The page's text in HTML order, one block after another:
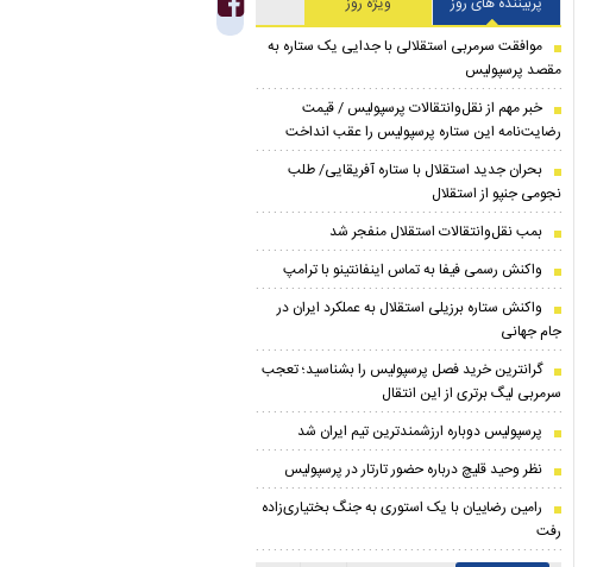
موافقت سرمربی استقلالی با جدایی یک ستاره به
مقصد پرسپولیس
خبر مهم از نقل‌وانتقالات پرسپولیس / قیمت
رضایت‌نامه این ستاره پرسپولیس را عقب انداخت
بحران جدید استقلال با ستاره آفریقایی/ طلب
نجومی جنپو از استقلال
بمب نقل‌وانتقالات استقلال منفجر شد
واکنش رسمی فیفا به تماس اینفانتینو با ترامپ
واکنش ستاره برزیلی استقلال به عملکرد ایران در
جام جهانی
گرانترین خرید فصل پرسپولیس را بشناسید؛ تعجب
سرمربی لیگ برتری از این انتقال
پرسپولیس دوباره ارزشمندترین تیم ایران شد
نظر وحید قلیچ درباره حضور تارتار در پرسپولیس
رامین رضاییان با یک استوری به جنگ بختیاری‌زاده
رفت